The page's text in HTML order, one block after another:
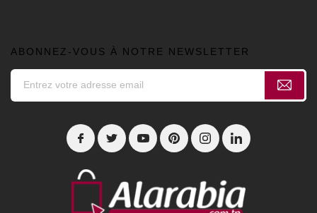
ABONNEZ-VOUS À NOTRE NEWSLETTER